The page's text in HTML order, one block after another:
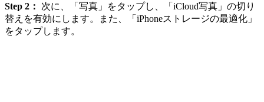
Step 2：
次に、「写真」をタップし、「iCloud写真」の切り
替えを有効にします。また、「iPhoneストレージの最適化」
をタップします。